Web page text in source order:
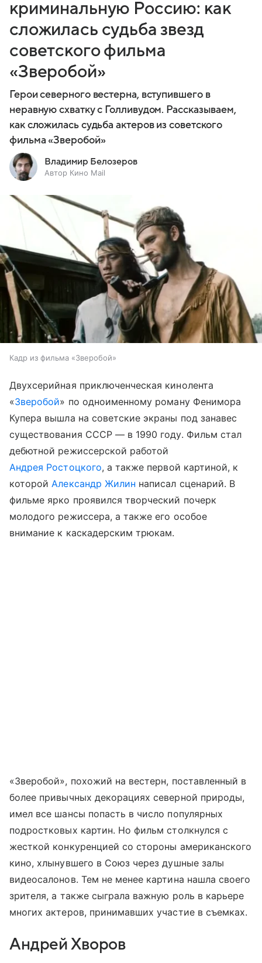
криминальную Россию: как
сложилась судьба звезд
советского фильма
«Зверобой»
Герои северного вестерна, вступившего в
неравную схватку с Голливудом. Рассказываем,
как сложилась судьба актеров из советского
фильма «Зверобой»
Владимир Белозеров
Автор Кино Mail
Кадр из фильма «Зверобой»
Двухсерийная приключенческая кинолента
«Зверобой» по одноименному роману Фенимора
Купера вышла на советские экраны под занавес
существования СССР — в 1990 году. Фильм стал
дебютной режиссерской работой
Андрея Ростоцкого, а также первой картиной, к
которой Александр Жилин написал сценарий. В
фильме ярко проявился творческий почерк
молодого режиссера, а также его особое
внимание к каскадерским трюкам.
«Зверобой», похожий на вестерн, поставленный в
более привычных декорациях северной природы,
имел все шансы попасть в число популярных
подростковых картин. Но фильм столкнулся с
жесткой конкуренцией со стороны американского
кино, хлынувшего в Союз через душные залы
видеосалонов. Тем не менее картина нашла своего
зрителя, а также сыграла важную роль в карьере
многих актеров, принимавших участие в съемках.
Андрей Хворов